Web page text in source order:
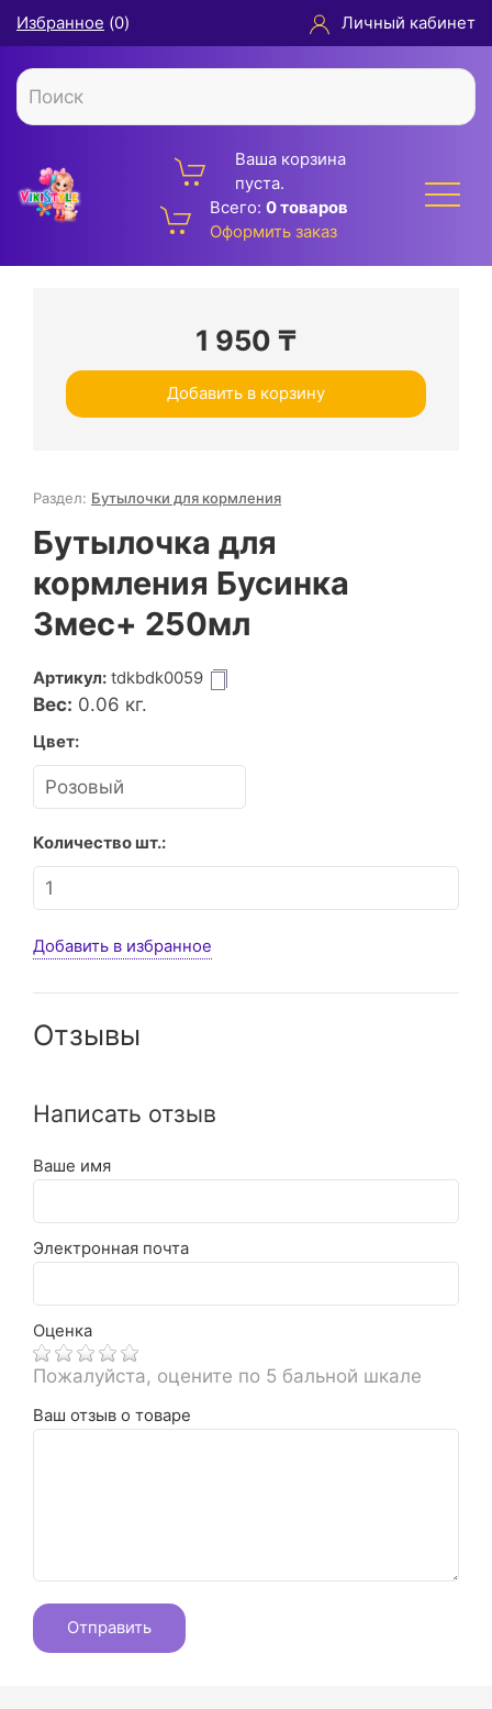
Избранное (0) Личный кабинет
Ваша корзина
пуста.
Всего: 0 товаров
Оформить заказ
1 950 ₸
Добавить в корзину
Раздел: Бутылочки для кормления
Бутылочка для
кормления Бусинка
3мес+ 250мл
Артикул: tdkbdk0059
Вес: 0.06 кг.
Цвет:
Количество шт.:
Добавить в избранное
Отзывы
Написать отзыв
Ваше имя
Электронная почта
Оценка
Пожалуйста, оцените по 5 бальной шкале
Ваш отзыв о товаре